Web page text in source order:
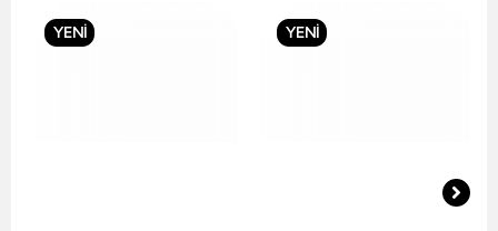
YENİ YENİ